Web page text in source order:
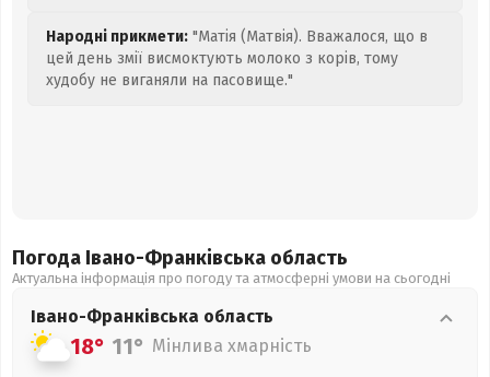
Народні прикмети: "Матія (Матвія). Вважалося, що в
цей день змії висмоктують молоко з корів, тому
худобу не виганяли на пасовище."
Погода Івано-Франківська область
Актуальна інформація про погоду та атмосферні умови на сьогодні
Івано-Франківська область
18° 11° Мінлива хмарність